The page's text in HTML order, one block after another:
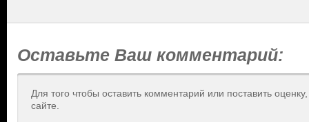
Оставьте Ваш комментарий:
Для того чтобы оставить комментарий или поставить
сайте.